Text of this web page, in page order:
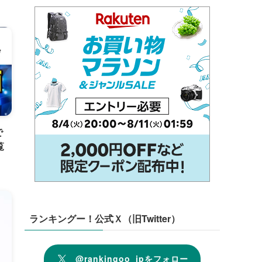
ランキングー！公式Ｘ（旧Twitter）
@rankingoo_jpをフォロー